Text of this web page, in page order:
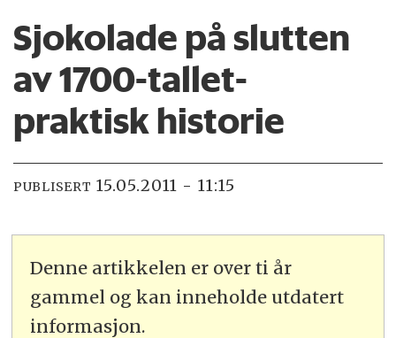
Sjokolade på slutten
av 1700-tallet-
praktisk historie
PUBLISERT 15.05.2011 - 11:15
Denne artikkelen er over ti år
gammel og kan inneholde utdatert
informasjon.